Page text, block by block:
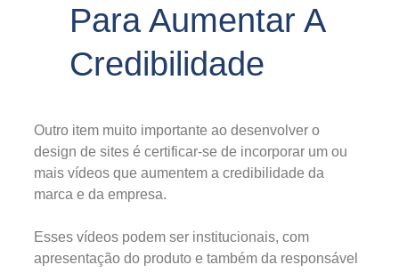
Para Aumentar A
Credibilidade
Outro item muito importante ao desenvolver o
design de sites é certificar-se de incorporar um ou
mais vídeos que aumentem a credibilidade da
marca e da empresa.
Esses vídeos podem ser institucionais, com
apresentação do produto e também da responsável